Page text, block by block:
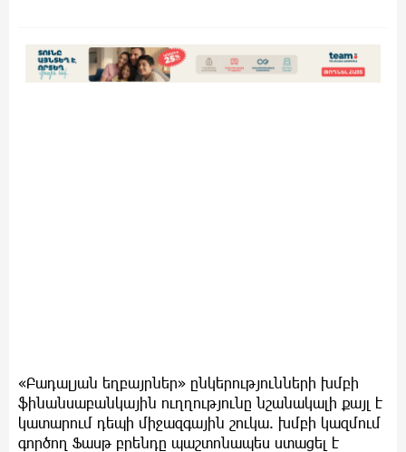
«Բադալյան եղբայրներ» ընկերությունների խմբի
ֆինանսաբանկային ուղղությունը նշանակալի քայլ է
կատարում դեպի միջազգային շուկա. խմբի կազմում
գործող Ֆասթ բրենդը պաշտոնապես ստացել է